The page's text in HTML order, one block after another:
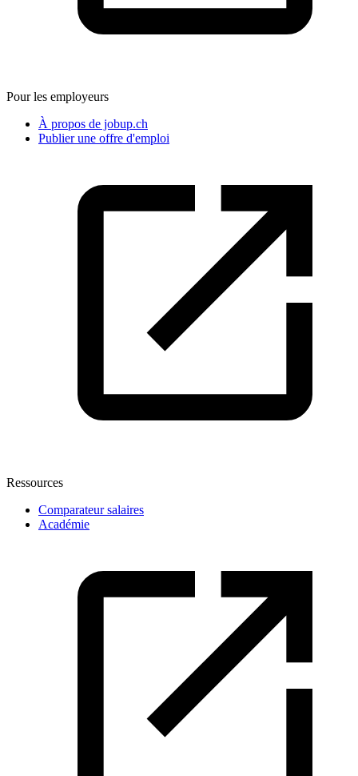
Pour les employeurs
À propos de jobup.ch
Publier une offre d'emploi
Ressources
Comparateur salaires
Académie